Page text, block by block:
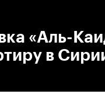
«Аль-
в